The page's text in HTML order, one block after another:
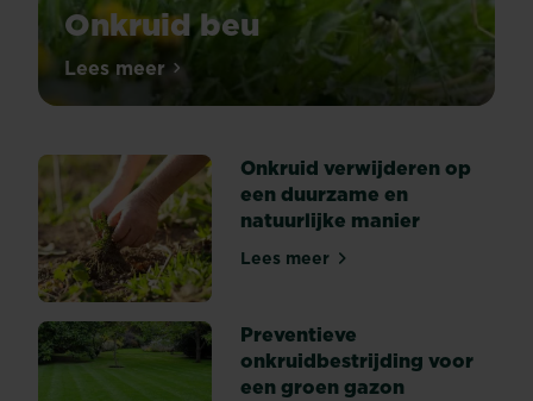
Onkruid beu
Natuurlijk
magische
wijze
als
eerste
terug!
En
natuurlijk
Lees meerOnkruid beu
Onkruid verwijderen op
een duurzame en
natuurlijke manier
Lees meerOnkruid verwijderen op
Preventieve
onkruidbestrijding voor
een groen gazon